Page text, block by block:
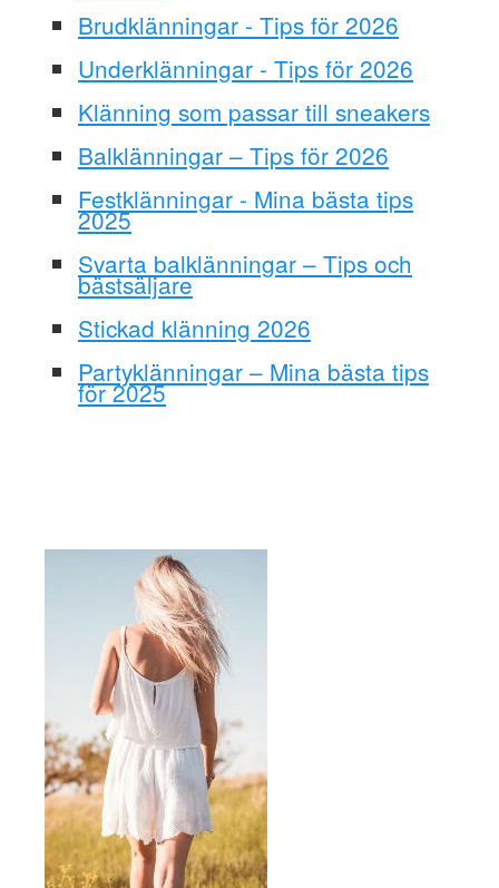
Brudklänningar - Tips för 2026
Underklänningar - Tips för 2026
Klänning som passar till sneakers
Balklänningar – Tips för 2026
Festklänningar - Mina bästa tips
2025
Svarta balklänningar – Tips och
bästsäljare
Stickad klänning 2026
Partyklänningar – Mina bästa tips
för 2025